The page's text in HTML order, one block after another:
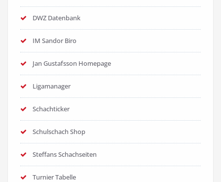
DWZ Datenbank
IM Sandor Biro
Jan Gustafsson Homepage
Ligamanager
Schachticker
Schulschach Shop
Steffans Schachseiten
Turnier Tabelle